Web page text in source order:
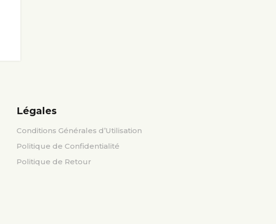
Légales
Conditions Générales d’Utilisation
Politique de Confidentialité
Politique de Retour